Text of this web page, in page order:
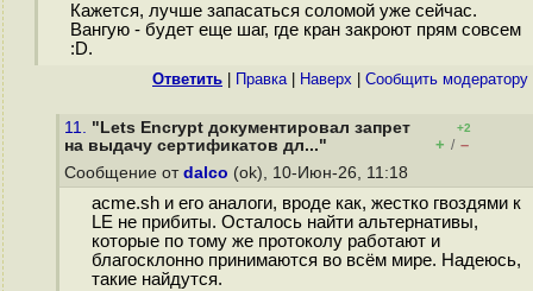
Кажется, лучше запасаться соломой уже сейчас.
Вангую - будет еще шаг, где кран закроют прям совсем
:D.
Ответить Правка| Наверх Cообщить модератору
11. "Lets Encrypt документировал запрет
на выдачу сертификатов дл..."
+2
+ / –
Сообщение от dalco (ok), 10-Июн-26, 11:18
acme.sh и его аналоги, вроде как, жестко гвоздями к
LE не прибиты. Осталось найти альтернативы,
которые по тому же протоколу работают и
благосклонно принимаются во всём мире. Надеюсь,
такие найдутся.